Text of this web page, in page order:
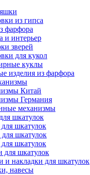
из гипса
фарфора
и интерьер
зверей
для кукол
куклы
изделия из фарфора
Китай
Германия
механизмы
шкатулок
шкатулок
шкатулок
шкатулок
для шкатулок
и накладки для шкатулок
навесы